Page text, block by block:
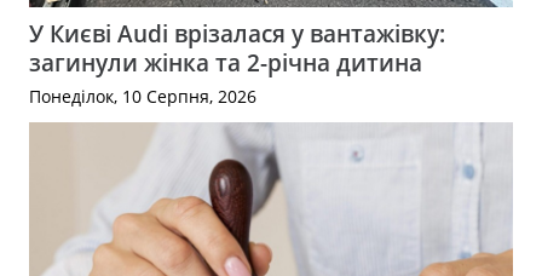
У Києві Audi врізалася у вантажівку:
загинули жінка та 2-річна дитина
Понеділок, 10 Серпня, 2026